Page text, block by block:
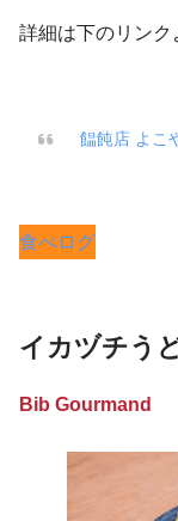
詳細は下のリンク
饂飩店 よこ
食べログ
イカヅチう
Bib Gourmand